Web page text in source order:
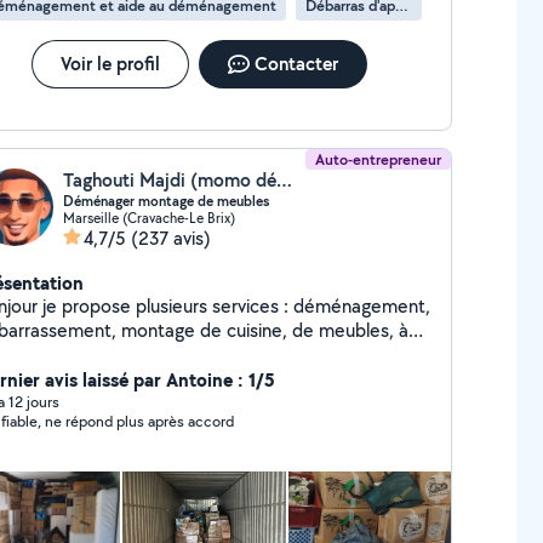
et aide au déménagement Débarras d'appartement
Voir le profil Contacter
Auto-entrepreneur
Taghouti Majdi (momo déménagement)
Déménager montage de meubles
Marseille (Cravache-Le Brix)
4,7/5 (237 avis)
je propose plusieurs services : déménagement,
montage de cuisine, de meubles, à
N' hésitez pas à me contacter, merci
avis laissé par Antoine : 1/5
12 jours
fiable, ne répond plus après accord